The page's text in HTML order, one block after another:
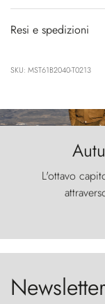
Resi e spedizioni
SKU: MST61B2040-T0213
L'ottavo
furia
Newsletter